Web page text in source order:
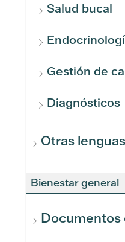
Salud bucal
Gestión de
Diagnósticos
Otras lenguas
Bienestar general
Documentos